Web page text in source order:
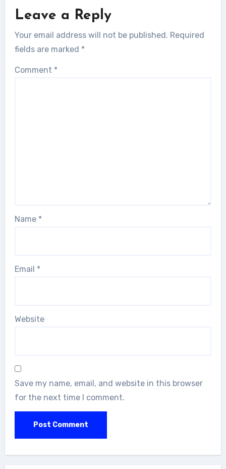
Leave a Reply
Your email address will not be published. Required
fields are marked *
Comment *
Name *
Email *
Website
Save my name, email, and website in this browser
for the next time I comment.